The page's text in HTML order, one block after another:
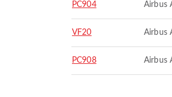
PC904 Airbus
VF20 Airbus
PC908 Airbus